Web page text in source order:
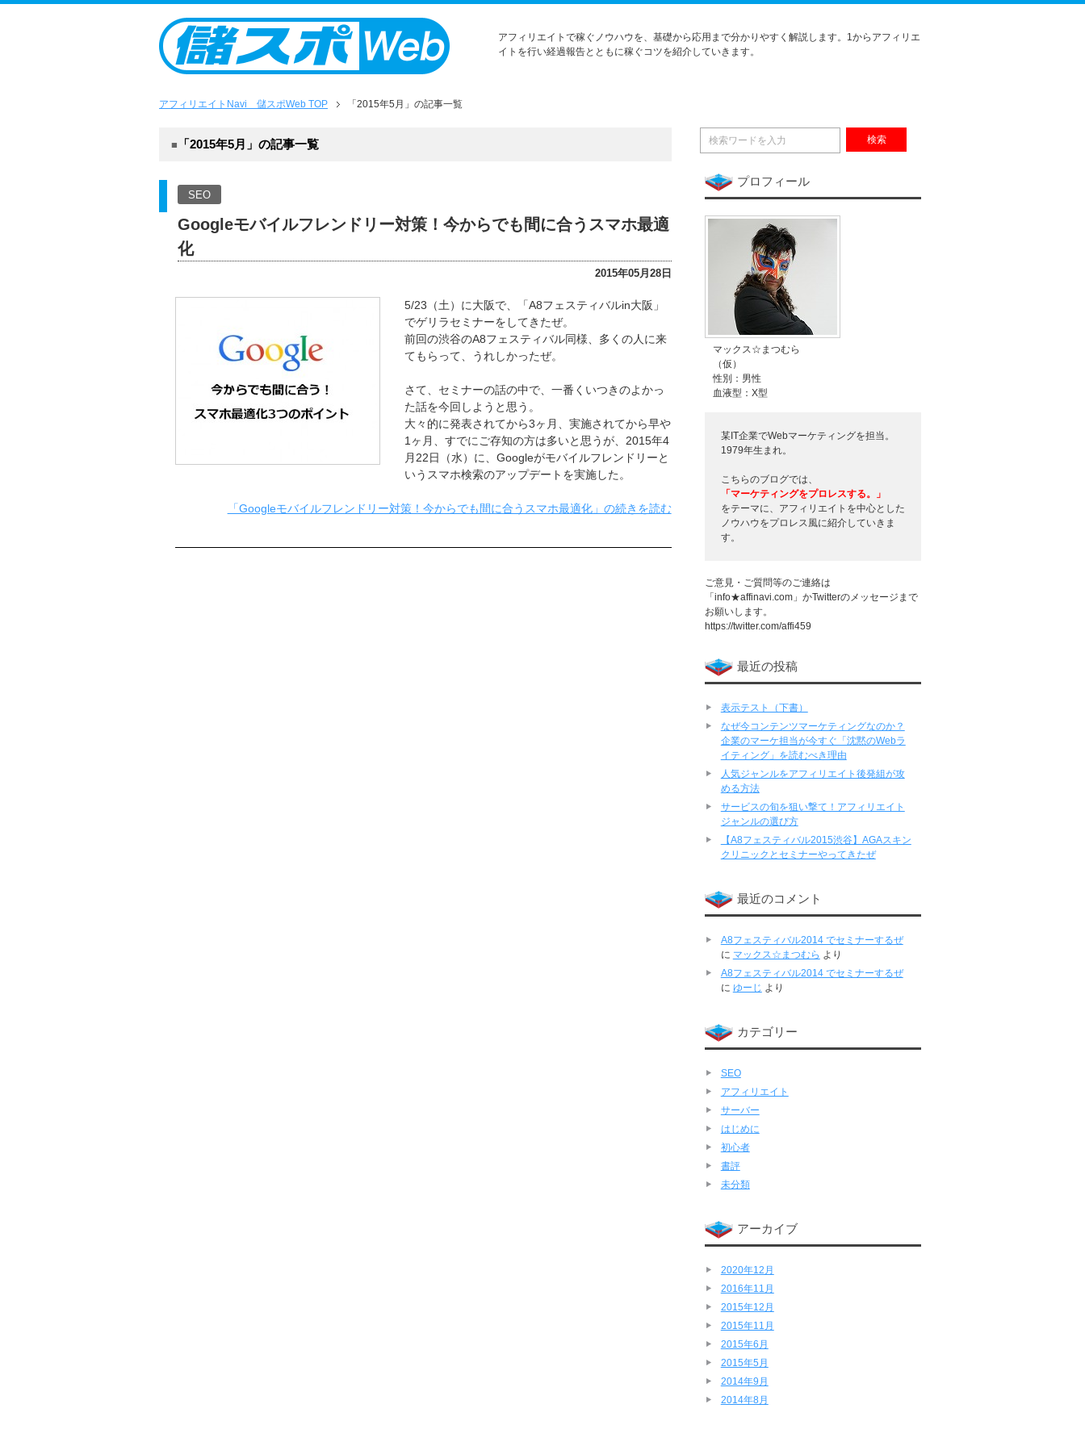
アフィリエイトで稼ぐノウハウを、基礎から応用まで分かりやすく解説します。1からアフィリエ
イトを行い経過報告とともに稼ぐコツを紹介していきます。
アフィリエイトNavi 儲スポWeb TOP 「2015年5月」の記事一覧
「2015年5月」の記事一覧
SEO
Googleモバイルフレンドリー対策！今からでも間に合うスマホ最適
化
2015年05月28日
5/23（土）に大阪で、「A8フェスティバルin大阪」
でゲリラセミナーをしてきたぜ。
前回の渋谷のA8フェスティバル同様、多くの人に来
てもらって、うれしかったぜ。
さて、セミナーの話の中で、一番くいつきのよかっ
た話を今回しようと思う。
大々的に発表されてから3ヶ月、実施されてから早や
1ヶ月、すでにご存知の方は多いと思うが、2015年4
月22日（水）に、Googleがモバイルフレンドリーと
いうスマホ検索のアップデートを実施した。
「Googleモバイルフレンドリー対策！今からでも間に合うスマホ最適化」の続きを読む
プロフィール
マックス☆まつむら
（仮）
性別：男性
血液型：X型
某IT企業でWebマーケティングを担当。
1979年生まれ。
こちらのブログでは、
「マーケティングをプロレスする。」
をテーマに、アフィリエイトを中心とした
ノウハウをプロレス風に紹介していきま
す。
ご意見・ご質問等のご連絡は
「info★affinavi.com」かTwitterのメッセージまで
お願いします。
https://twitter.com/affi459
最近の投稿
表示テスト（下書）
なぜ今コンテンツマーケティングなのか？
企業のマーケ担当が今すぐ「沈黙のWebラ
イティング」を読むべき理由
人気ジャンルをアフィリエイト後発組が攻
める方法
サービスの旬を狙い撃て！アフィリエイト
ジャンルの選び方
【A8フェスティバル2015渋谷】AGAスキン
クリニックとセミナーやってきたぜ
最近のコメント
A8フェスティバル2014 でセミナーするぜ
に マックス☆まつむら より
A8フェスティバル2014 でセミナーするぜ
に ゆーじ より
カテゴリー
SEO
アフィリエイト
サーバー
はじめに
初心者
書評
未分類
アーカイブ
2020年12月
2016年11月
2015年12月
2015年11月
2015年6月
2015年5月
2014年9月
2014年8月